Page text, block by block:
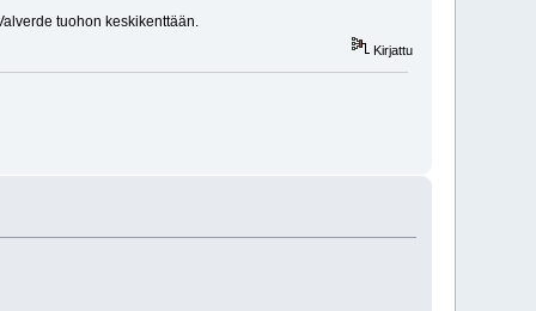
tuohon keskikenttään.
Kirjattu